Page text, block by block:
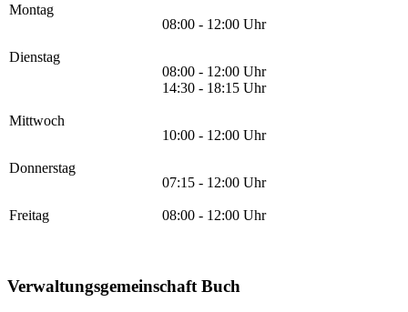
Montag
08:00 - 12:00 Uhr
Dienstag
08:00 - 12:00 Uhr
14:30 - 18:15 Uhr
Mittwoch
10:00 - 12:00 Uhr
Donnerstag
07:15 - 12:00 Uhr
Freitag 08:00 - 12:00 Uhr
Verwaltungsgemeinschaft Buch